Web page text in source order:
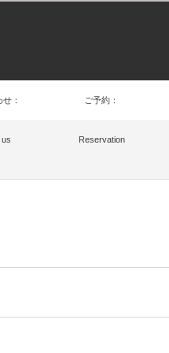
： ご予約：
Reservation